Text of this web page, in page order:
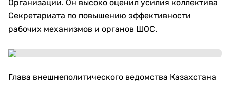
Организации. Он высоко оценил усилия коллектива
Секретариата по повышению эффективности
рабочих механизмов и органов ШОС.
Глава внешнеполитического ведомства Казахстана